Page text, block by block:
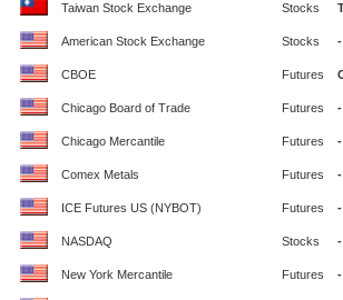
Taiwan Stock Exchange Stocks
American Stock Exchange Stocks -
CBOE Futures
Chicago Board of Trade Futures -
Chicago Mercantile Futures -
Comex Metals Futures -
ICE Futures US (NYBOT) Futures -
NASDAQ Stocks -
New York Mercantile Futures -